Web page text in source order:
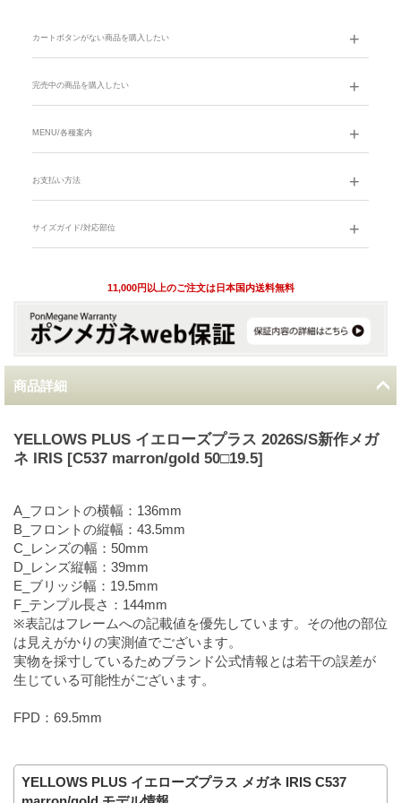
カートボタンがない商品を購入したい
完売中の商品を購入したい
MENU/各種案内
お支払い方法
サイズガイド/対応部位
11,000円以上のご注文は日本国内送料無料
商品詳細
YELLOWS PLUS イエローズプラス 2026S/S新作メガ
ネ IRIS [C537 marron/gold 50□19.5]
A_フロントの横幅：136mm
B_フロントの縦幅：43.5mm
C_レンズの幅：50mm
D_レンズ縦幅：39mm
E_ブリッジ幅：19.5mm
F_テンプル長さ：144mm
※表記はフレームへの記載値を優先しています。その他の部位
は見えがかりの実測値でございます。
実物を採寸しているためブランド公式情報とは若干の誤差が
生じている可能性がございます。
FPD：69.5mm
YELLOWS PLUS イエローズプラス メガネ IRIS C537